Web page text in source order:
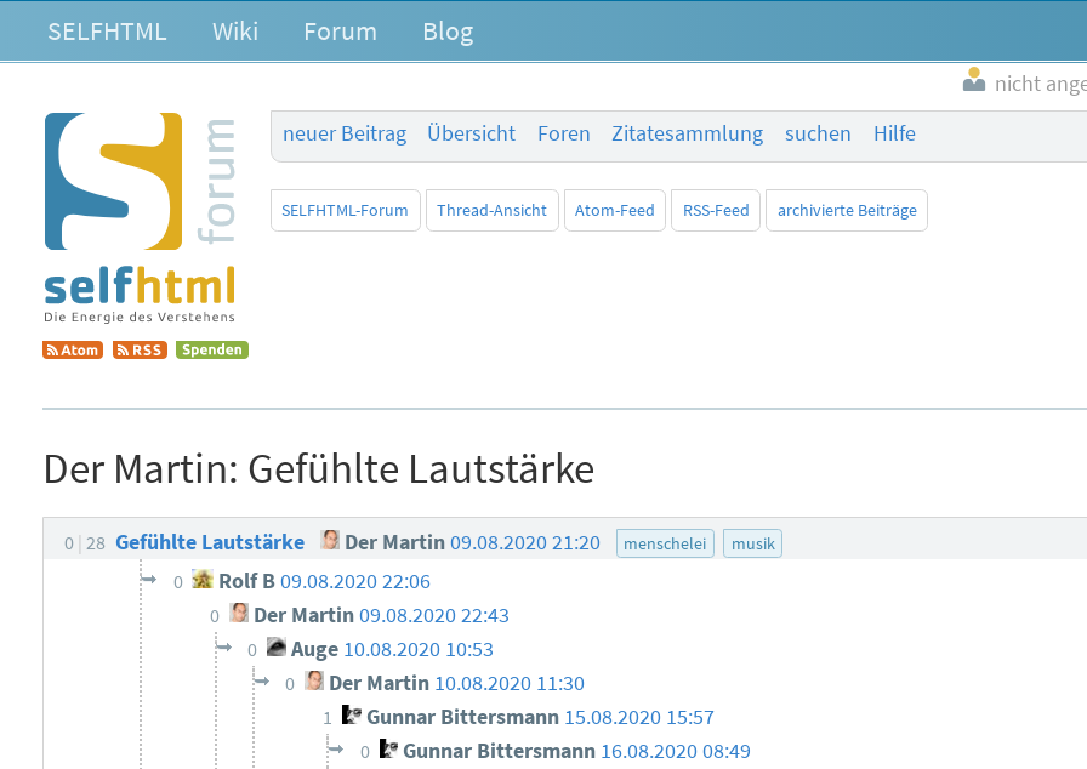
SELFHTML Wiki Forum Blog
nicht
neuer Beitrag
Übersicht Foren Zitatesammlung suchen Hilfe
SELFHTML-Forum Thread-Ansicht Atom-Feed RSS-Feed archivierte Beiträge
Der Martin: Gefühlte Lautstärke
0 28 Gefühlte Lautstärke Der Martin09.08.2020 21:20 menschelei musik
0 Rolf B09.08.2020 22:06
0 Der Martin09.08.2020 22:43
0 Auge 10.08.2020 10:53
0 Der Martin 10.08.2020 11:30
1 Gunnar Bittersmann 15.08.2020 15:57
0 Gunnar Bittersmann 16.08.2020 08:49